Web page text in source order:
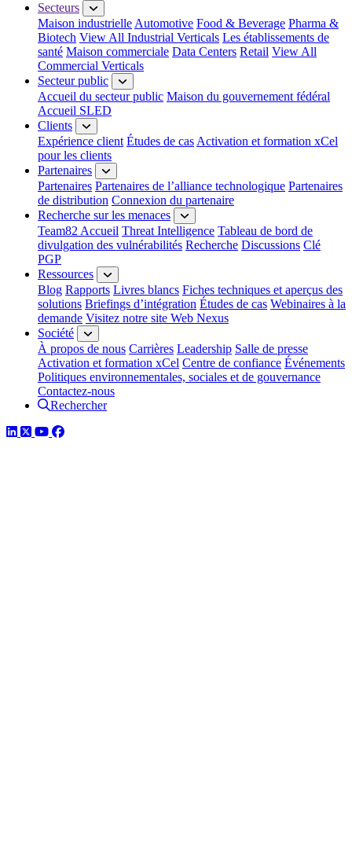
Secteurs
Maison industrielleAutomotive Food & Beverage Pharma &
Biotech View All Industrial Verticals Les établissements de
santé Maison commerciale Data Centers Retail View All
Commercial Verticals
Secteur public
Accueil du secteur public Maison du gouvernement fédéral
Accueil SLED
Clients
Expérience client Études de casActivation et formation xCel
pour les clients
Partenaires
Partenaires Partenaires de l’alliance technologique Partenaires
de distribution Connexion du partenaire
Recherche sur les menaces
Team82 Accueil Threat Intelligence Tableau de bord de
divulgation des vulnérabilités Recherche Discussions Clé
PGP
Ressources
Blog Rapports Livres blancs Fiches techniques et aperçus des
solutions Briefings d’intégration Études de cas Webinaires à la
demande Visitez notre site Web Nexus
Société
À propos de nous Carrières Leadership Salle de presse
Activation et formation xCel Centre de confiance Événements
Politiques environnementales, sociales et de gouvernance
Contactez-nous
Rechercher
LinkedIn
TwitterYouTube
Facebook